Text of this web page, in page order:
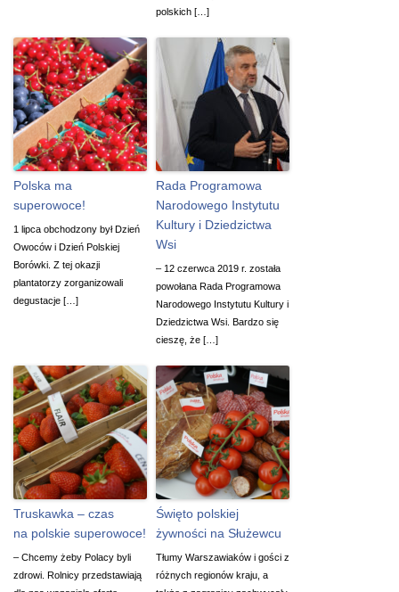
polskich […]
Polska ma
superowoce!
1 lipca obchodzony był Dzień
Owoców i Dzień Polskiej
Borówki. Z tej okazji
plantatorzy zorganizowali
degustacje […]
Rada Programowa
Narodowego Instytutu
Kultury i Dziedzictwa
Wsi
– 12 czerwca 2019 r. została
powołana Rada Programowa
Narodowego Instytutu Kultury i
Dziedzictwa Wsi. Bardzo się
cieszę, że […]
Truskawka – czas
na polskie superowoce!
– Chcemy żeby Polacy byli
zdrowi. Rolnicy przedstawiają
Święto polskiej
żywności na Służewcu
Tłumy Warszawiaków i gości z
różnych regionów kraju, a